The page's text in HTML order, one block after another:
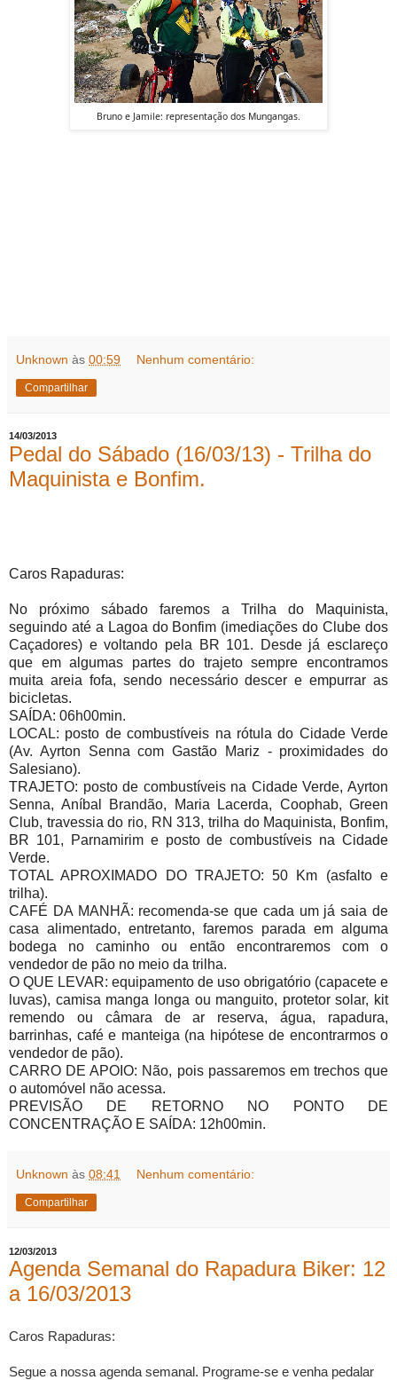
Bruno e Jamile: representação dos Mungangas.
Unknown às 00:59 Nenhum comentário:
Compartilhar
14/03/2013
Pedal do Sábado (16/03/13) - Trilha do
Maquinista e Bonfim.
Caros Rapaduras:
No próximo sábado faremos a Trilha do Maquinista,
seguindo até a Lagoa do Bonfim (imediações do Clube dos
Caçadores) e voltando pela BR 101. Desde já esclareço
que em algumas partes do trajeto sempre encontramos
muita areia fofa, sendo necessário descer e empurrar as
bicicletas.
SAÍDA: 06h00min.
LOCAL: posto de combustíveis na rótula do Cidade Verde
(Av. Ayrton Senna com Gastão Mariz - proximidades do
Salesiano).
TRAJETO: posto de combustíveis na Cidade Verde, Ayrton
Senna, Aníbal Brandão, Maria Lacerda, Coophab, Green
Club, travessia do rio, RN 313, trilha do Maquinista, Bonfim,
BR 101, Parnamirim e posto de combustíveis na Cidade
Verde.
TOTAL APROXIMADO DO TRAJETO: 50 Km (asfalto e
trilha).
CAFÉ DA MANHÃ: recomenda-se que cada um já saia de
casa alimentado, entretanto, faremos parada em alguma
bodega no caminho ou então encontraremos com o
vendedor de pão no meio da trilha.
O QUE LEVAR: equipamento de uso obrigatório (capacete e
luvas), camisa manga longa ou manguito, protetor solar, kit
remendo ou câmara de ar reserva, água, rapadura,
barrinhas, café e manteiga (na hipótese de encontrarmos o
vendedor de pão).
CARRO DE APOIO: Não, pois passaremos em trechos que
o automóvel não acessa.
PREVISÃO DE RETORNO NO PONTO DE
CONCENTRAÇÃO E SAÍDA: 12h00min.
Unknown às 08:41 Nenhum comentário:
Compartilhar
12/03/2013
Agenda Semanal do Rapadura Biker: 12
a 16/03/2013
Caros Rapaduras:
Segue a nossa agenda semanal. Programe-se e venha pedalar